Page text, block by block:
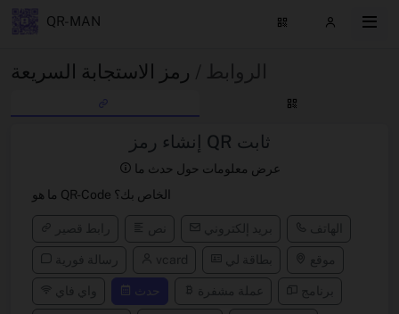
QR-MAN
الروابط / رمز الاستجابة السريعة
إنشاء رمز QR ثابت
عرض معلومات حول حدث ما
ما هو QR-Code الخاص بك؟
رابط قصير نص بريد إلكتروني الهاتف
رسالة فورية vcard بطاقة لي موقع
واي فاي حدث عملة مشفرة برنامج